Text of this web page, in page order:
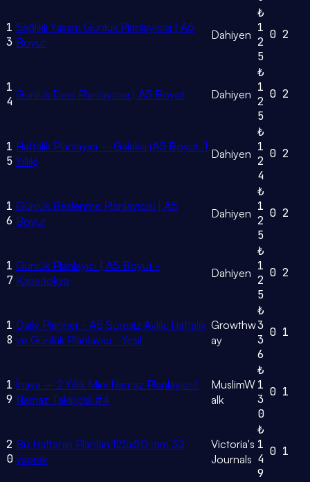
1
3
Sağlıklı Yaşam Günlük Planlayıcısı | A5
Boyut
Dahiyen
₺
1
2
5
0 2
1
4 Günlük Ders Planlayıcısı | A5 Boyut Dahiyen
₺
1
2
5
0 2
1
5
Haftalık Planlayıcı – Galaksi (A5 Boyut, 1
Yıllık)
Dahiyen
₺
1
2
4
0 2
1
6
Günlük Beslenme Planlayıcısı | A5
Boyut
Dahiyen
₺
1
2
5
0 2
1
7
Günlük Planlayıcı | A5 Boyut -
Kapadokya
Dahiyen
₺
1
2
5
0 2
1
8
Daily Planner - A5 Süresiz Aylık, Haftalık
ve Günlük Planlayıcı - Yeşil
Growthw
ay
₺
3
3
6
0 1
1
9
İnaya – 2 Yıllık Mini Namaz Planlayıcı /
Namaz Takipçisi #4
MuslimW
alk
₺
1
3
0
0 1
2
0
Bu Haftanın Planları 125x50 mm 32
yaprak
Victoria's
Journals
₺
1
4
9
0 1